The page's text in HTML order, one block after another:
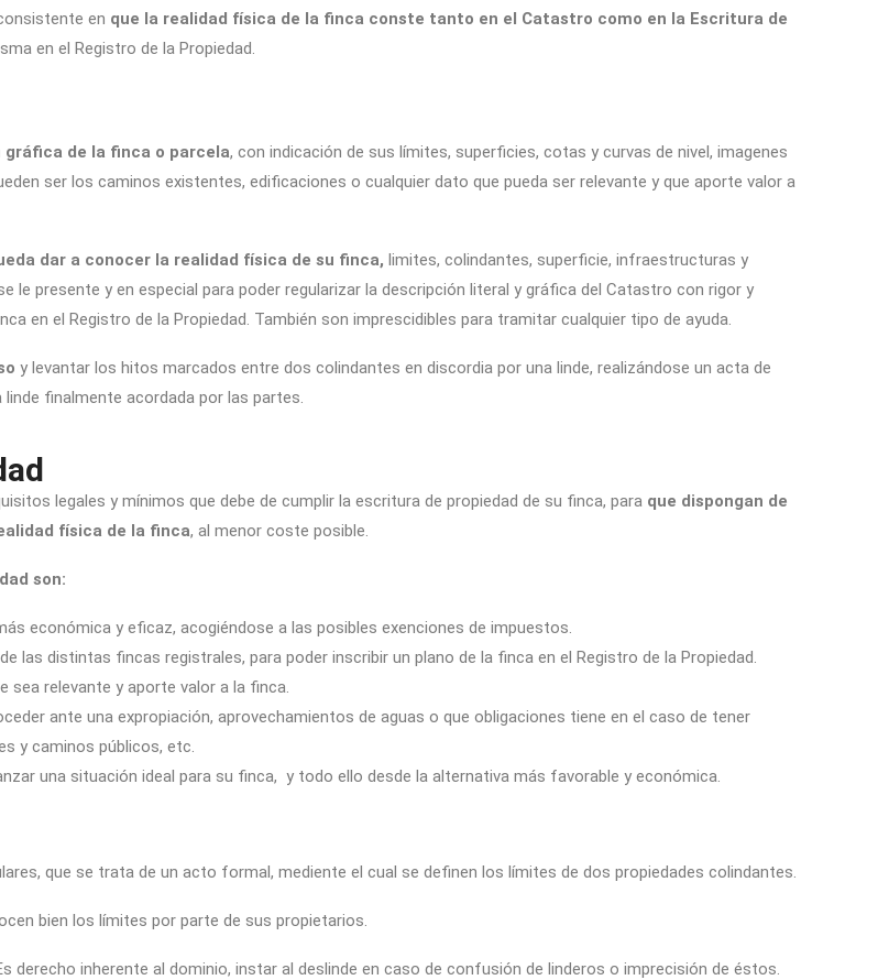
en que la realidad física de la finca conste tanto en el Catastro como en la Escritura de
en el Registro de la Propiedad.
de la finca o parcela, con indicación de sus límites, superficies, cotas y curvas de nivel, imagenes
ser los caminos existentes, edificaciones o cualquier dato que pueda ser relevante y que aporte valor a
dar a conocer la realidad física de su finca, limites, colindantes, superficie, infraestructuras y
le presente y en especial para poder regularizar la descripción literal y gráfica del Catastro con rigor y
en el Registro de la Propiedad. También son imprescidibles para tramitar cualquier tipo de ayuda.
y levantar los hitos marcados entre dos colindantes en discordia por una linde, realizándose un acta de
finalmente acordada por las partes.
legales y mínimos que debe de cumplir la escritura de propiedad de su finca, para que dispongan de
física de la finca, al menor coste posible.
son:
económica y eficaz, acogiéndose a las posibles exenciones de impuestos.
las distintas fincas registrales, para poder inscribir un plano de la finca en el Registro de la Propiedad.
sea relevante y aporte valor a la finca.
ante una expropiación, aprovechamientos de aguas o que obligaciones tiene en el caso de tener
y caminos públicos, etc.
una situación ideal para su finca, y todo ello desde la alternativa más favorable y económica.
que se trata de un acto formal, mediente el cual se definen los límites de dos propiedades colindantes.
bien los límites por parte de sus propietarios.
derecho inherente al dominio, instar al deslinde en caso de confusión de linderos o imprecisión de éstos.